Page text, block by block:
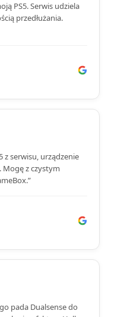
PS5. Serwis udziela
przedłużania.
z serwisu, urządzenie
Mogę z czystym
pada Dualsense do